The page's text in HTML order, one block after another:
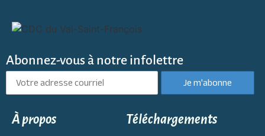
Abonnez-vous à notre infolettre
À propos Téléchargements